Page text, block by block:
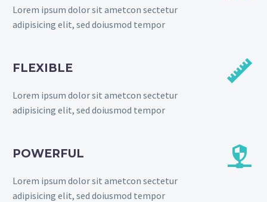
Lorem ipsum dolor sit ametcon sectetur
adipisicing elit, sed doiusmod tempor
FLEXIBLE
Lorem ipsum dolor sit ametcon sectetur
adipisicing elit, sed doiusmod tempor


POWERFUL
Lorem ipsum dolor sit ametcon sectetur
adipisicing elit, sed doiusmod tempor

